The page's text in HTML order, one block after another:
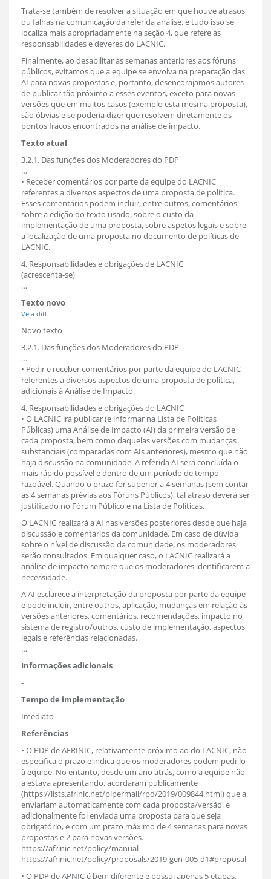
Trata-se também de resolver a situação em que houve atrasos
ou falhas na comunicação da referida análise, e tudo isso se
localiza mais apropriadamente na seção 4, que refere às
responsabilidades e deveres do LACNIC.
Finalmente, ao desabilitar as semanas anteriores aos fóruns
públicos, evitamos que a equipe se envolva na preparação das
AI para novas propostas e, portanto, desencorajamos autores
de publicar tão próximo a esses eventos, exceto para novas
versões que em muitos casos (exemplo esta mesma proposta),
são óbvias e se poderia dizer que resolvem diretamente os
pontos fracos encontrados na análise de impacto.
Texto atual
3.2.1. Das funções dos Moderadores do PDP
…
• Receber comentários por parte da equipe do LACNIC
referentes a diversos aspectos de uma proposta de política.
Esses comentários podem incluir, entre outros, comentários
sobre a edição do texto usado, sobre o custo da
implementação de uma proposta, sobre aspetos legais e sobre
a localização de uma proposta no documento de políticas de
LACNIC.
4. Responsabilidades e obrigações de LACNIC
(acrescenta-se)
…
Texto novo
Veja diff
Novo texto
3.2.1. Das funções dos Moderadores do PDP
…
• Pedir e receber comentários por parte da equipe do LACNIC
referentes a diversos aspectos de uma proposta de política,
adicionais à Análise de Impacto.
4. Responsabilidades e obrigações do LACNIC
• O LACNIC irá publicar (e informar na Lista de Políticas
Públicas) uma Análise de Impacto (AI) da primeira versão de
cada proposta, bem como daquelas versões com mudanças
substanciais (comparadas com AIs anteriores), mesmo que não
haja discussão na comunidade. A referida AI será concluída o
mais rápido possível e dentro de um período de tempo
razoável. Quando o prazo for superior a 4 semanas (sem contar
as 4 semanas prévias aos Fóruns Públicos), tal atraso deverá ser
justificado no Fórum Público e na Lista de Políticas.
O LACNIC realizará a AI nas versões posteriores desde que haja
discussão e comentários da comunidade. Em caso de dúvida
sobre o nível de discussão da comunidade, os moderadores
serão consultados. Em qualquer caso, o LACNIC realizará a
análise de impacto sempre que os moderadores identificarem a
necessidade.
A AI esclarece a interpretação da proposta por parte da equipe
e pode incluir, entre outros, aplicação, mudanças em relação às
versões anteriores, comentários, recomendações, impacto no
sistema de registro/outros, custo de implementação, aspectos
legais e referências relacionadas.
…
Informações adicionais
-
Tempo de implementação
Imediato
Referências
• O PDP de AFRINIC, relativamente próximo ao do LACNIC, não
especifica o prazo e indica que os moderadores podem pedi-lo
à equipe. No entanto, desde um ano atrás, como a equipe não
a estava apresentando, acordaram publicamente
(https://lists.afrinic.net/pipermail/rpd/2019/009844.html) que a
enviariam automaticamente com cada proposta/versão, e
adicionalmente foi enviada uma proposta para que seja
obrigatório, e com um prazo máximo de 4 semanas para novas
propostas e 2 para novas versões.
https://afrinic.net/policy/manual
https://afrinic.net/policy/proposals/2019-gen-005-d1#proposal
• O PDP de APNIC é bem diferente e possui apenas 5 etapas,